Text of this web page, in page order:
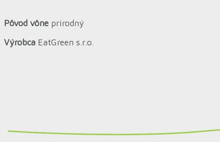
Pôvod vône prírodný
Výrobca EatGreen s.r.o.